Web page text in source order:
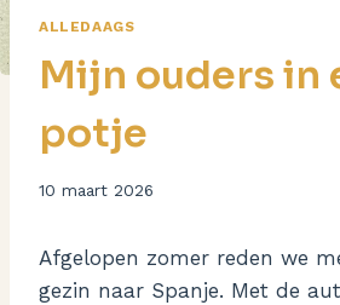
ALLEDAAGS
Mijn ouders in
potje
Door
10 maart 2026
Afgelopen zomer reden we
gezin naar Spanje. Met de